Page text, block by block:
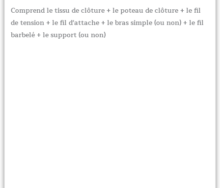
Comprend le tissu de clôture + le poteau de clôture + le fil
de tension + le fil d'attache + le bras simple (ou non) + le fil
barbelé + le support (ou non)